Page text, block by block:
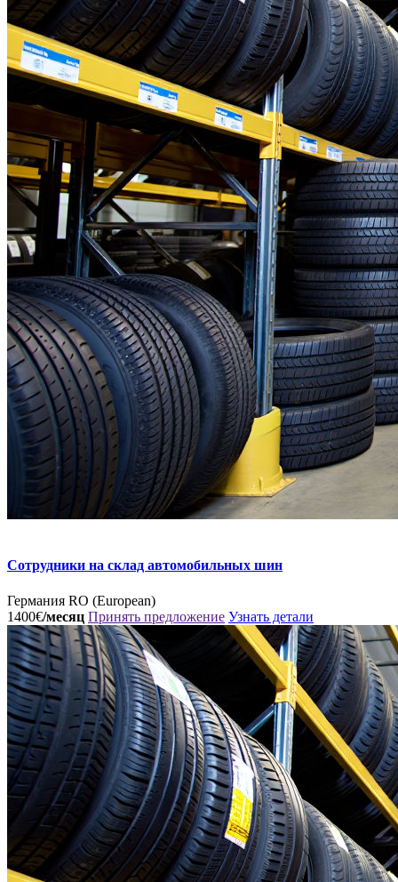
Сотрудники на склад автомобильных шин
Германия RO (European)
1400€/месяц Принять предложение Узнать детали